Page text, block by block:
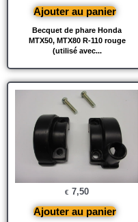
Becquet de phare Honda
MTX50, MTX80 R-110 rouge
(utilisé avec...
Ajouter au panier
€ 7,50
Ajouter au panier